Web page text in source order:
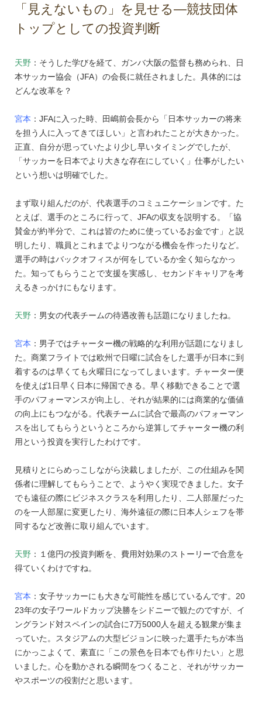
「見えないもの」を見せる―競技団体
トップとしての投資判断
天野 ：そうした学びを経て、ガンバ大阪の監督も務められ、日
本サッカー協会（JFA）の会長に就任されました。具体的には
どんな改革を？
宮本 ：JFAに入った時、田嶋前会長から「日本サッカーの将来
を担う人に入ってきてほしい」と言われたことが大きかった。
正直、自分が思っていたより少し早いタイミングでしたが、
「サッカーを日本でより大きな存在にしていく」仕事がしたい
という想いは明確でした。
まず取り組んだのが、代表選手のコミュニケーションです。た
とえば、選手のところに行って、JFAの収支を説明する。「協
賛金が約半分で、これは皆のために使っているお金です」と説
明したり、職員とこれまでよりつながる機会を作ったりなど。
選手の時はバックオフィスが何をしているか全く知らなかっ
た。知ってもらうことで支援を実感し、セカンドキャリアを考
えるきっかけにもなります。
天野 ：男女の代表チームの待遇改善も話題になりましたね。
宮本 ：男子ではチャーター機の戦略的な利用が話題になりまし
た。商業フライトでは欧州で日曜に試合をした選手が日本に到
着するのは早くても火曜日になってしまいます。チャーター便
を使えば1日早く日本に帰国できる。早く移動できることで選
手のパフォーマンスが向上し、それが結果的には商業的な価値
の向上にもつながる。代表チームに試合で最高のパフォーマン
スを出してもらうというところから逆算してチャーター機の利
用という投資を実行したわけです。
見積りとにらめっこしながら決裁しましたが、この仕組みを関
係者に理解してもらうことで、ようやく実現できました。女子
でも遠征の際にビジネスクラスを利用したり、二人部屋だった
のを一人部屋に変更したり、海外遠征の際に日本人シェフを帯
同するなど改善に取り組んでいます。
天野 ：１億円の投資判断を、費用対効果のストーリーで合意を
得ていくわけですね。
宮本 ：女子サッカーにも大きな可能性を感じているんです。20
23年の女子ワールドカップ決勝をシドニーで観たのですが、イ
ングランド対スペインの試合に7万5000人を超える観衆が集ま
っていた。スタジアムの大型ビジョンに映った選手たちが本当
にかっこよくて、素直に「この景色を日本でも作りたい」と思
いました。心を動かされる瞬間をつくること、それがサッカー
やスポーツの役割だと思います。